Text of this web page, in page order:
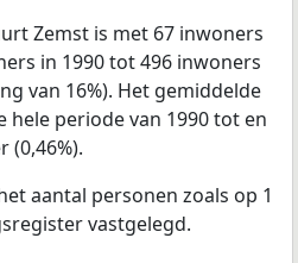
Zemst is met 67 inwoners
in 1990 tot 496 inwoners
van 16%). Het gemiddelde
hele periode van 1990 tot en
(0,46%).
aantal personen zoals op 1
vastgelegd.